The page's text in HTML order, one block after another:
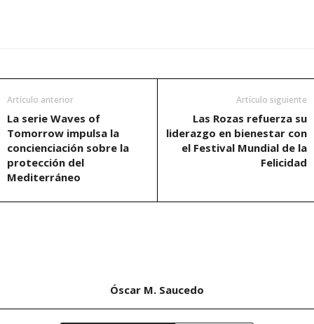
Artículo anterior
La serie Waves of
Tomorrow impulsa la
concienciación sobre la
protección del
Mediterráneo
Artículo siguiente
Las Rozas refuerza su
liderazgo en bienestar con
el Festival Mundial de la
Felicidad
Óscar M. Saucedo